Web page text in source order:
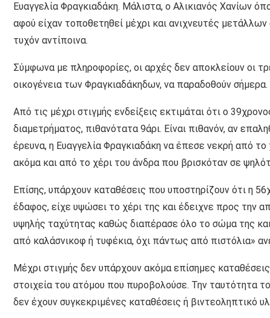
Ευαγγελία Φραγκιαδάκη. Μάλιστα, ο Αλικιανός Χανίων
αφού είχαν τοποθετηθεί μέχρι και ανιχνευτές
τυχόν αντίποινα.
Σύμφωνα με πληροφορίες, οι αρχές δεν αποκλείουν οι
οικογένεια των Φραγκιαδάκηδων, να παραδοθούν
Από τις μέχρι στιγμής ενδείξεις εκτιμάται ότι ο
διαμετρήματος, πιθανότατα 9άρι. Είναι πιθανόν, αν
έρευνα, η Ευαγγελία Φραγκιαδάκη να έπεσε νεκρή από
ακόμα και από το χέρι του άνδρα που βρισκόταν σε
Επίσης, υπάρχουν καταθέσεις που υποστηρίζουν ότι η
έδαφος, είχε υψώσει το χέρι της και έδειχνε προς την
υψηλής ταχύτητας καθώς διαπέρασε όλο το σώμα της
από καλάσνικοφ ή τυφέκια, όχι πάντως από πιστόλια»
Μέχρι στιγμής δεν υπάρχουν ακόμα επίσημες
στοιχεία του ατόμου που πυροβολούσε. Την ταυτότητα
δεν έχουν συγκεκριμένες καταθέσεις ή βιντεοληπτικό